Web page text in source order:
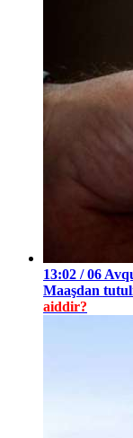
13:02 / 06
Maaşdan
aiddir?